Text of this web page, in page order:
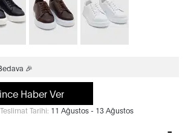
🎉
Haber Ver
Tarihi: 11 Ağustos - 13 Ağustos